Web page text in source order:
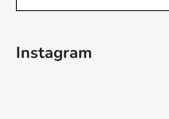
Instagram